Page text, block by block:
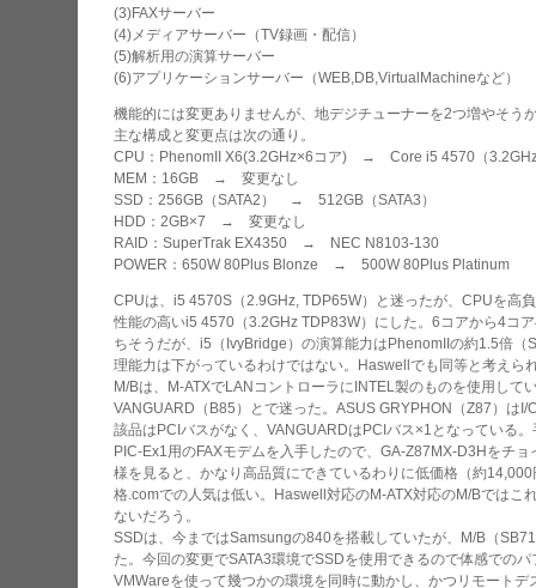
(3)FAXサーバー
(4)メディアサーバー（TV録画・配信）
(5)解析用の演算サーバー
(6)アプリケーションサーバー（WEB,DB,VirtualMachineなど）
機能的には変更ありませんが、地デジチューナーを2つ増やそう
主な構成と変更点は次の通り。
CPU：PhenomII X6(3.2GHz×6コア) → Core i5 4570（
MEM：16GB → 変更なし
SSD：256GB（SATA2） → 512GB（SATA3）
HDD：2GB×7 → 変更なし
RAID：SuperTrak EX4350 → NEC N8103-130
POWER：650W 80Plus Blonze → 500W 80Plus Platinum
CPUは、i5 4570S（2.9GHz, TDP65W）と迷ったが、CPUを高
性能の高いi5 4570（3.2GHz TDP83W）にした。6コアから4コ
ちそうだが、i5（IvyBridge）の演算能力はPhenomIIの約1.5倍
理能力は下がっているわけではない。Haswellでも同等と考えら
M/Bは、M-ATXでLANコントローラにINTEL製のものを使用して
VANGUARD（B85）とで迷った。ASUS GRYPHON（Z87）は
該品はPCIバスがなく、VANGUARDはPCIバス×1となっている
PIC-Ex1用のFAXモデムを入手したので、GA-Z87MX-D3Hをチ
様を見ると、かなり高品質にできているわりに低価格（約
格.comでの人気は低い。Haswell対応のM-ATX対応のM/Bではこ
ないだろう。
SSDは、今まではSamsungの840を搭載していたが、M/B（
た。今回の変更でSATA3環境でSSDを使用できるので体感での
VMWareを使って幾つかの環境を同時に動かし、かつリモート